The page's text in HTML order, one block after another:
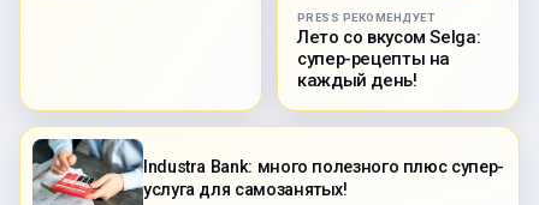
PRESS РЕКОМЕНДУЕТ
Лето со вкусом Selga:
супер-рецепты на
каждый день!
Industra Bank: много полезного плюс супер-
услуга для самозанятых!